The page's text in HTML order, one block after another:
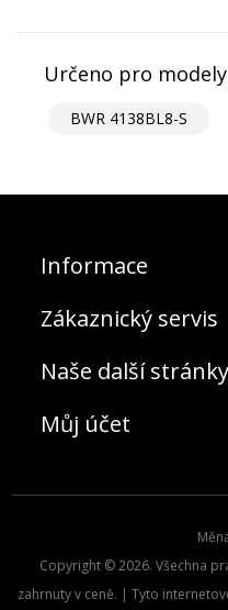
Určeno pro modely
BWR 4138BL8-S
Informace
Zákaznický servis
Naše další stránky
Můj účet
Copyright © 2026. Všechna
zahrnuty v ceně. | Tyto